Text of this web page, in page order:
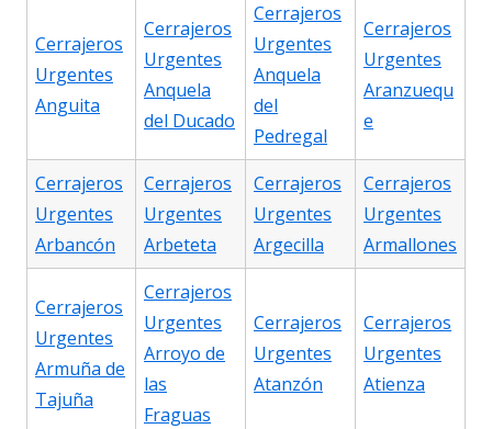
Cerrajeros
Urgentes
Anguita
Cerrajeros
Urgentes
Anquela
del Ducado
Cerrajeros
Urgentes
Anquela
del
Pedregal
Cerrajeros
Urgentes
Aranzuequ
e
Cerrajeros
Urgentes
Arbancón
Cerrajeros
Urgentes
Arbeteta
Cerrajeros
Urgentes
Argecilla
Cerrajeros
Urgentes
Armallones
Cerrajeros
Urgentes
Armuña de
Tajuña
Cerrajeros
Urgentes
Arroyo de
las
Fraguas
Cerrajeros
Urgentes
Atanzón
Cerrajeros
Urgentes
Atienza